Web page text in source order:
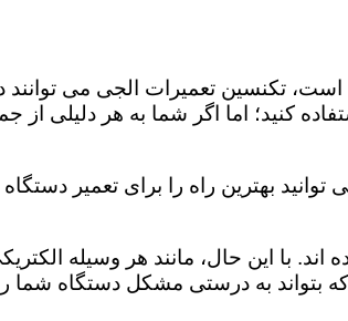
تکنسین تعمیرات الجی می
کنید؛ اما اگر شما به هر دلیلی از
بهترین راه را برای تعمیر دستگاه
اند. با این حال، مانند هر وسیله
به درستی مشکل دستگاه شما